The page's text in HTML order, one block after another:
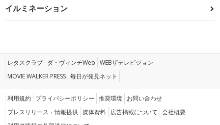
イルミネーション
レタスクラブ ダ・ヴィンチWeb WEBザテレビジョン
MOVIE WALKER PRESS 毎日が発見ネット
利用規約 プライバシーポリシー 推奨環境 お問い合わせ
プレスリリース・情報提供 媒体資料 広告掲載について 会社概要